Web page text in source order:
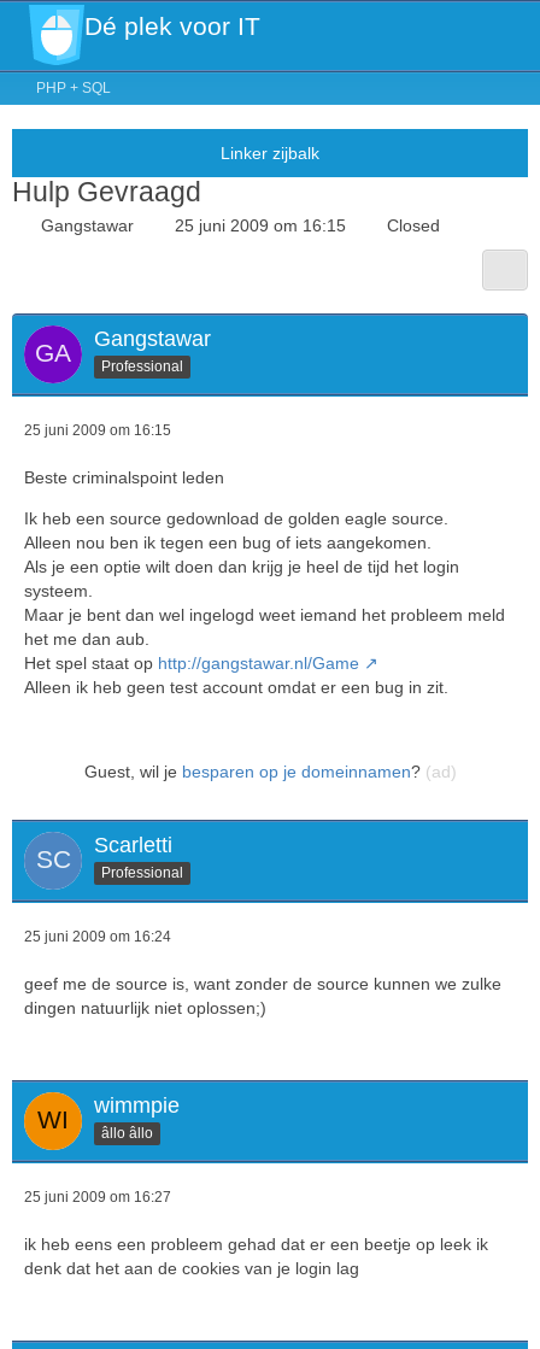
Dé plek voor IT
PHP + SQL
Hulp Gevraagd
Gangstawar 25 juni 2009 om 16:15 Closed
Gangstawar
Professional
25 juni 2009 om 16:15
Beste criminalspoint leden
Ik heb een source gedownload de golden eagle source.
Alleen nou ben ik tegen een bug of iets aangekomen.
Als je een optie wilt doen dan krijg je heel de tijd het login
systeem.
Maar je bent dan wel ingelogd weet iemand het probleem meld
het me dan aub.
Het spel staat op http://gangstawar.nl/Game
Alleen ik heb geen test account omdat er een bug in zit.
Guest, wil je besparen op je domeinnamen? (ad)
Scarletti
Professional
25 juni 2009 om 16:24
geef me de source is, want zonder de source kunnen we zulke
dingen natuurlijk niet oplossen;)
wimmpie
âllo âllo
25 juni 2009 om 16:27
ik heb eens een probleem gehad dat er een beetje op leek ik
denk dat het aan de cookies van je login lag